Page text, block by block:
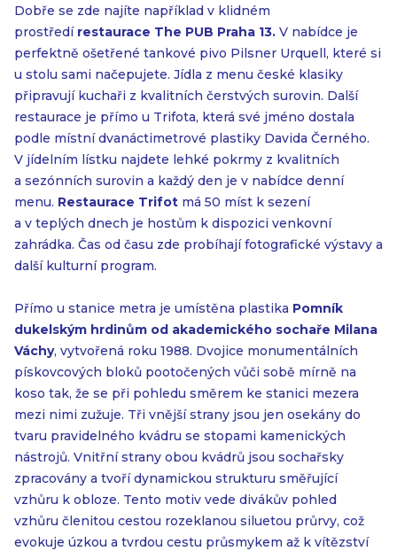
Dobře se zde najíte například v klidném
prostředí restaurace The PUB Praha 13. V nabídce je
perfektně ošetřené tankové pivo Pilsner Urquell, které si
u stolu sami načepujete. Jídla z menu české klasiky
připravují kuchaři z kvalitních čerstvých surovin. Další
restaurace je přímo u Trifota, která své jméno dostala
podle místní dvanáctimetrové plastiky Davida Černého.
V jídelním lístku najdete lehké pokrmy z kvalitních
a sezónních surovin a každý den je v nabídce denní
menu. Restaurace Trifot má 50 míst k sezení
a v teplých dnech je hostům k dispozici venkovní
zahrádka. Čas od času zde probíhají fotografické výstavy a
další kulturní program.
Přímo u stanice metra je umístěna plastika Pomník
dukelským hrdinům od akademického sochaře Milana
Váchy, vytvořená roku 1988. Dvojice monumentálních
pískovcových bloků pootočených vůči sobě mírně na
koso tak, že se při pohledu směrem ke stanici mezera
mezi nimi zužuje. Tři vnější strany jsou jen osekány do
tvaru pravidelného kvádru se stopami kamenických
nástrojů. Vnitřní strany obou kvádrů jsou sochařsky
zpracovány a tvoří dynamickou strukturu směřující
vzhůru k obloze. Tento motiv vede divákův pohled
vzhůru členitou cestou rozeklanou siluetou průrvy, což
evokuje úzkou a tvrdou cestu průsmykem až k vítězství